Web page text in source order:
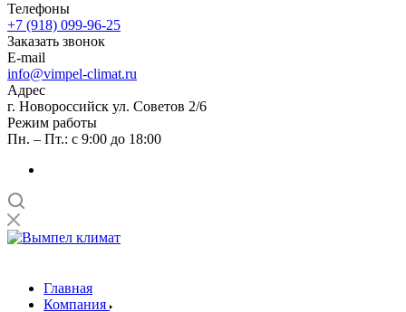
Телефоны
+7 (918) 099-96-25
Заказать звонок
E-mail
info@vimpel-climat.ru
Адрес
г. Новороссийск ул. Советов 2/6
Режим работы
Пн. – Пт.: с 9:00 до 18:00
Главная
Компания